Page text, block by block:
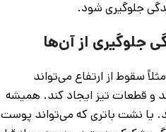
جلوگیری شود.
جلوگیری از آن‌ها
سقوط از ارتفاع می‌تواند
و قطعات تیز ایجاد کند. همیشه
یا نشت باتری که می‌تواند پوست